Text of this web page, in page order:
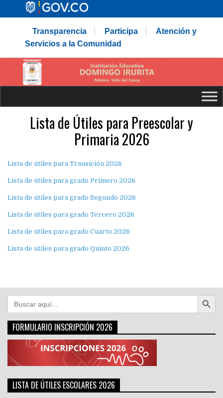
Transparencia Participa
Atención y
Servicios a la Comunidad
Lista de Útiles para Preescolar y
Primaria 2026
Lista de útiles para Transición 2026
Lista de útiles para grado Primero 2026
Lista de útiles para grado Segundo 2026
Lista de útiles para grado Tercero 2026
Lista de útiles para grado Cuarto 2026
Lista de útiles para grado Quinto 2026
Buscar: Botón de
FORMULARIO INSCRIPCIÓN 2026
LISTA DE ÚTILES ESCOLARES 2026